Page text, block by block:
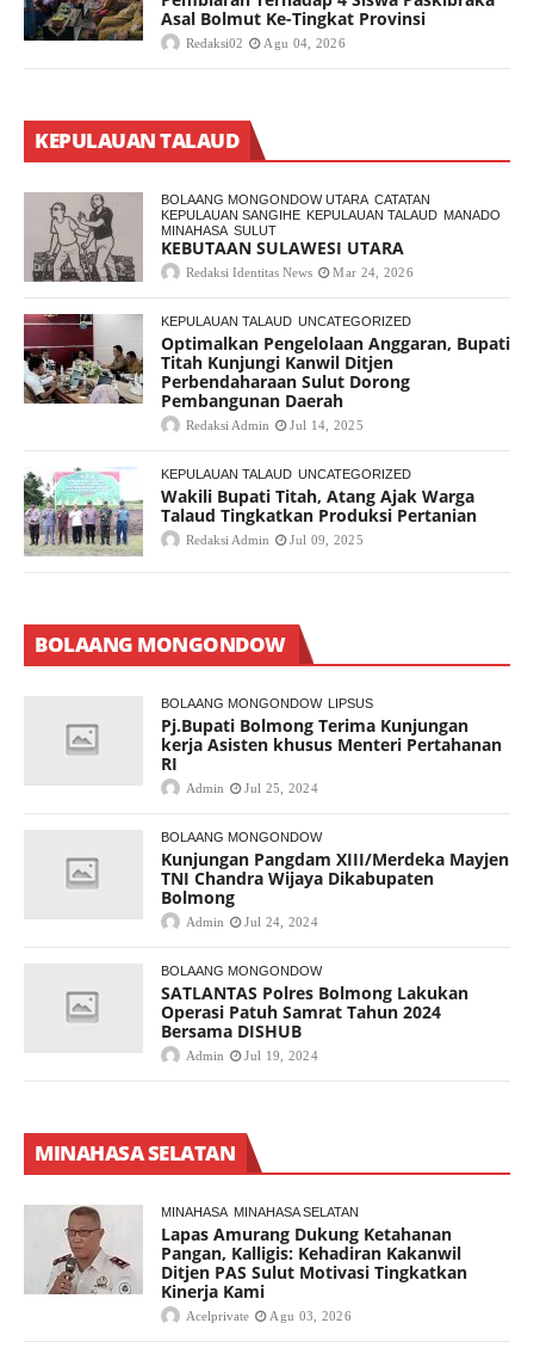
Asal Bolmut Ke-Tingkat Provinsi
Redaksi02 Agu 04, 2026
KEPULAUAN TALAUD
BOLAANG MONGONDOW UTARA CATATAN
KEPULAUAN SANGIHE KEPULAUAN TALAUD MANADO
MINAHASA SULUT
KEBUTAAN SULAWESI UTARA
Redaksi Identitas News Mar 24, 2026
KEPULAUAN TALAUD UNCATEGORIZED
Optimalkan Pengelolaan Anggaran, Bupati
Titah Kunjungi Kanwil Ditjen
Perbendaharaan Sulut Dorong
Pembangunan Daerah
Redaksi Admin Jul 14, 2025
KEPULAUAN TALAUD UNCATEGORIZED
Wakili Bupati Titah, Atang Ajak Warga
Talaud Tingkatkan Produksi Pertanian
Redaksi Admin Jul 09, 2025
BOLAANG MONGONDOW
BOLAANG MONGONDOW LIPSUS
Pj.Bupati Bolmong Terima Kunjungan
kerja Asisten khusus Menteri Pertahanan
RI
Admin Jul 25, 2024
BOLAANG MONGONDOW
Kunjungan Pangdam XIII/Merdeka Mayjen
TNI Chandra Wijaya Dikabupaten
Bolmong
Admin Jul 24, 2024
BOLAANG MONGONDOW
SATLANTAS Polres Bolmong Lakukan
Operasi Patuh Samrat Tahun 2024
Bersama DISHUB
Admin Jul 19, 2024
MINAHASA SELATAN
MINAHASA MINAHASA SELATAN
Lapas Amurang Dukung Ketahanan
Pangan, Kalligis: Kehadiran Kakanwil
Ditjen PAS Sulut Motivasi Tingkatkan
Kinerja Kami
Acelprivate Agu 03, 2026